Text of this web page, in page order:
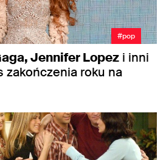
#pop
Jennifer Lopez i inni
zakończenia roku na